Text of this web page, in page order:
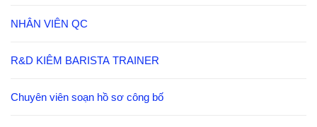
NHÂN VIÊN QC
R&D KIÊM BARISTA TRAINER
Chuyên viên soạn hồ sơ công bố